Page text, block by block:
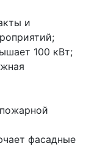
и
100 кВт;
фасадные